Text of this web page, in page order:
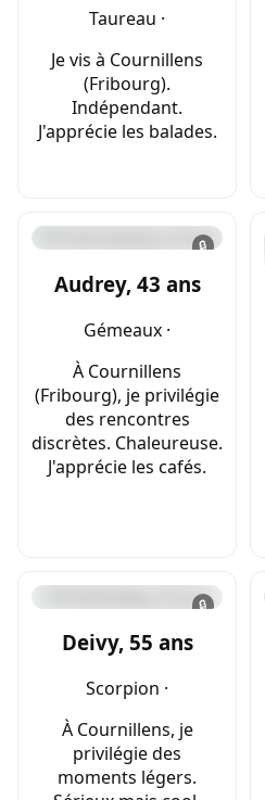
Taureau ·
Je vis à Cournillens
(Fribourg).
Indépendant.
J'apprécie les balades.
🔒
Audrey, 43 ans
Gémeaux ·
À Cournillens
(Fribourg), je privilégie
des rencontres
discrètes. Chaleureuse.
J'apprécie les cafés.
🔒
Deivy, 55 ans
Scorpion ·
À Cournillens, je
privilégie des
moments légers.